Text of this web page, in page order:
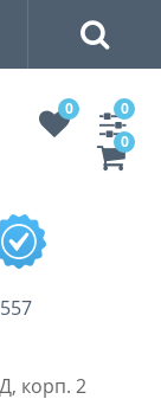
0
0
0
корп. 2